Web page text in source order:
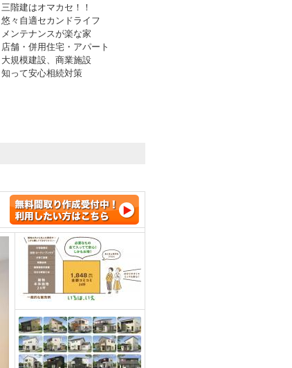
三階建はオマカセ！！
悠々自適セカンドライフ
メンテナンスが楽な家
店舗・併用住宅・アパート
大規模建設、商業施設
知って安心相続対策